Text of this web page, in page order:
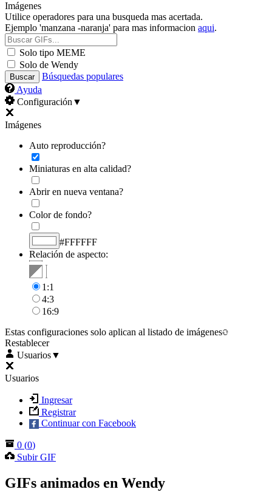
Imágenes
Utilice operadores para una busqueda mas acertada.
Ejemplo 'manzana -naranja' para mas informacion aqui.
Solo tipo MEME
Solo de Wendy
Búsquedas populares
Ayuda
Configuración ▼
Imágenes
Auto reproducción?
Miniaturas en alta calidad?
Abrir en nueva ventana?
Color de fondo?
#FFFFFF
Relación de aspecto:
1:1
4:3
16:9
Estas configuraciones solo aplican al listado de imágenes
Restablecer
Usuarios▼
Usuarios
Ingresar
Registrar
Continuar con Facebook
0 (0)
Subir GIF
GIFs animados en Wendy